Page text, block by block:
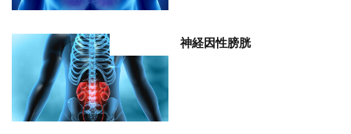
神経因性膀胱